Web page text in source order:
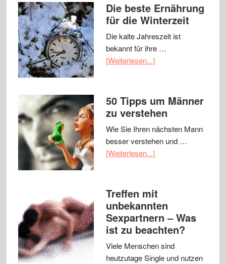
Die beste Ernährung
für die Winterzeit
Die kalte Jahreszeit ist
bekannt für ihre …
[Weiterlesen...]
50 Tipps um Männer
zu verstehen
Wie Sie Ihren nächsten Mann
besser verstehen und …
[Weiterlesen...]
Treffen mit
unbekannten
Sexpartnern – Was
ist zu beachten?
Viele Menschen sind
heutzutage Single und nutzen